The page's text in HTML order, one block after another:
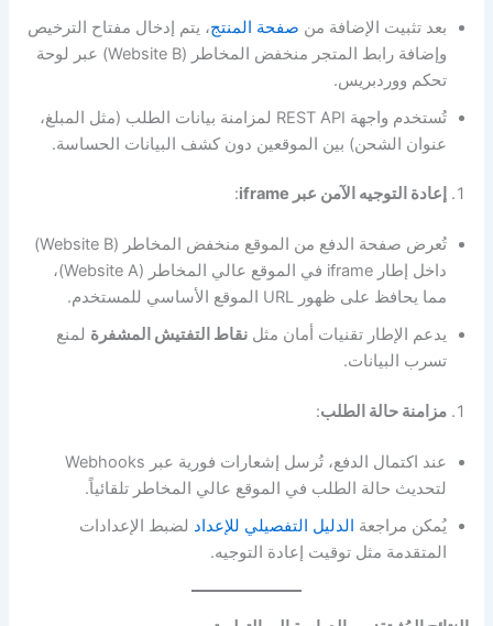
بعد تثبيت الإضافة من صفحة المنتج، يتم إدخال مفتاح الترخيص
وإضافة رابط المتجر منخفض المخاطر (Website B) عبر لوحة
تحكم ووردبريس.
تُستخدم واجهة REST API لمزامنة بيانات الطلب (مثل المبلغ،
عنوان الشحن) بين الموقعين دون كشف البيانات الحساسة.
إعادة التوجيه الآمن عبر iframe :
تُعرض صفحة الدفع من الموقع منخفض المخاطر (Website B)
داخل إطار iframe في الموقع عالي المخاطر (Website A)،
مما يحافظ على ظهور URL الموقع الأساسي للمستخدم.
يدعم الإطار تقنيات أمان مثلنقاط التفتيش المشفرة لمنع
تسرب البيانات.
مزامنة حالة الطلب:
عند اكتمال الدفع، تُرسل إشعارات فورية عبر Webhooks
لتحديث حالة الطلب في الموقع عالي المخاطر تلقائياً.
يُمكن مراجعة الدليل التفصيلي للإعداد لضبط الإعدادات
المتقدمة مثل توقيت إعادة التوجيه.